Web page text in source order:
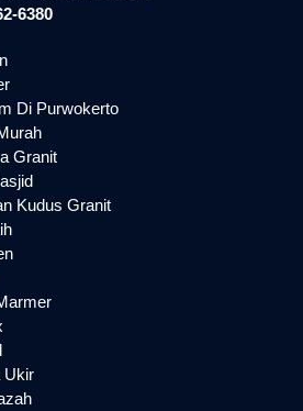
6380
Di Purwokerto
Granit
Kudus Granit
Ukir